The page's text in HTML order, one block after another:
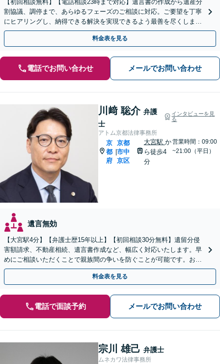
【初回相談無料】【電話相談23時まで対応】遺言書の作成から遺産分
割協議、調停まで、あらゆるフェーズのご相談に対応。ご要望を丁寧
にヒアリングし、納得できる解決を実現できるよう最善を尽くします
【夜間・休日対応可】【西大路御池駅徒歩1分】
料金表を見る
電話でお問い合わせ メールでお問い合わせ
川﨑 聡介 弁護
士
インタビューを見
る
アトム京都法律事務所
京
都
府
|
京都
市中
京区
大宮駅 か
ら徒歩4
分
営業時間：09:00
~21:00（平日）
遺言無効
【大宮駅4分】【弁護士歴15年以上】【初回相談30分無料】遺留分侵
害額請求、不動産相続、遺言書作成など、幅広く対応いたします。早
めにご相談いただくことで親族間の争いを防ぐことが可能です。おひ
とりで悩まず、まずは弁護士にご相談ください。
料金表を見る
電話で面談予約 メールでお問い合わせ
宗川 雄己 弁護士
ムネカワ法律事務所